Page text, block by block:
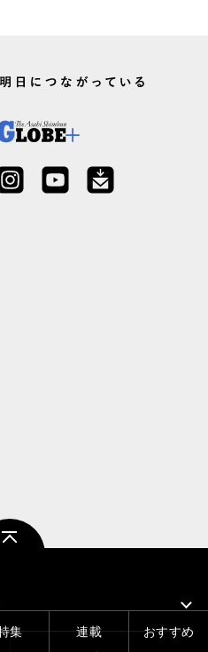
集 連載 おすすめ